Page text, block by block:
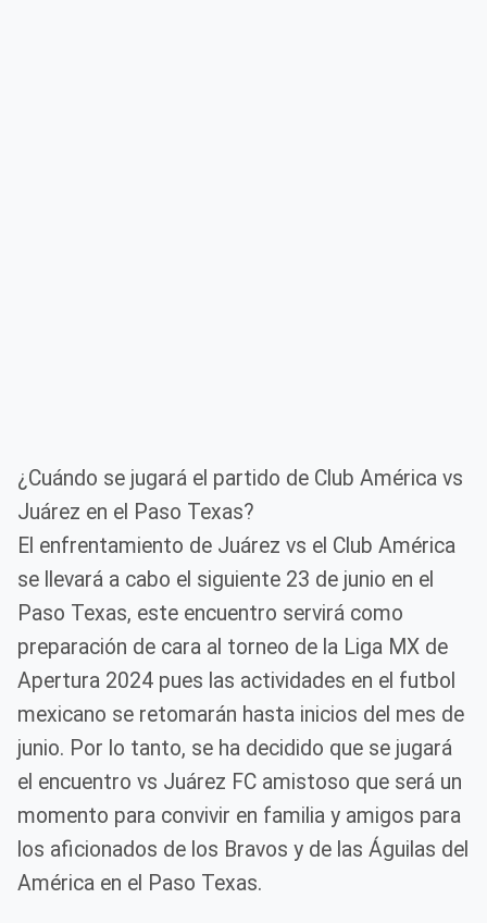
¿Cuándo se jugará el partido de Club América vs
Juárez en el Paso Texas?
El enfrentamiento de Juárez vs el Club América
se llevará a cabo el siguiente 23 de junio en el
Paso Texas, este encuentro servirá como
preparación de cara al torneo de la Liga MX de
Apertura 2024 pues las actividades en el futbol
mexicano se retomarán hasta inicios del mes de
junio. Por lo tanto, se ha decidido que se jugará
el encuentro vs Juárez FC amistoso que será un
momento para convivir en familia y amigos para
los aficionados de los Bravos y de las Águilas del
América en el Paso Texas.